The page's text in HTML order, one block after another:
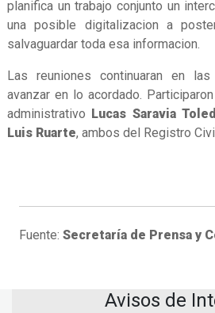
planifica un trabajo conjunto un
una posible digitalizacion a
salvaguardar toda esa informacion.
Las reuniones continuaran en
avanzar en lo acordado.
administrativo Lucas Saravia
Luis Ruarte, ambos del Registro
Fuente: Secretaría de Prensa y
Avisos de